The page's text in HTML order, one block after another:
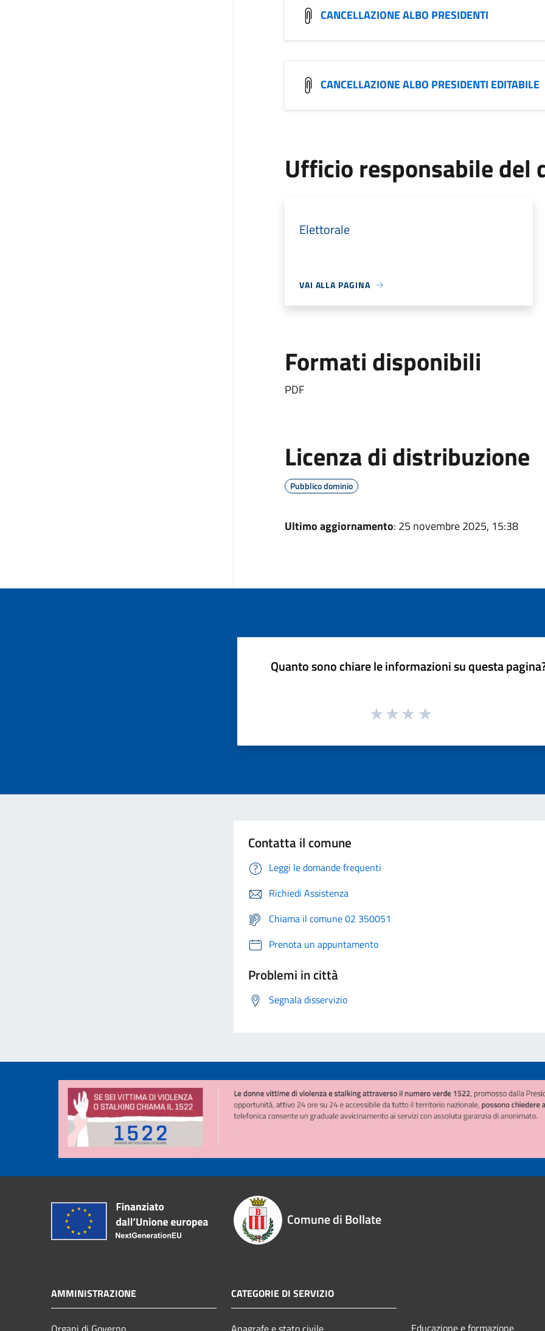
CANCELLAZIONE ALBO PRESIDENTI
CANCELLAZIONE ALBO PRESIDENTI EDITABILE
Ufficio responsabile del
Elettorale
VAI ALLA PAGINA
Formati disponibili
PDF
Licenza di distribuzione
Pubblico dominio
Ultimo aggiornamento: 25 novembre 2025, 15:38
Quanto sono chiare le informazioni su questa
Contatta il comune
Leggi le domande frequenti
Richiedi Assistenza
Chiama il comune 02 350051
Prenota un appuntamento
Problemi in città
Segnala disservizio
Comune di Bollate
AMMINISTRAZIONE CATEGORIE DI SERVIZIO
Educazione e formazione